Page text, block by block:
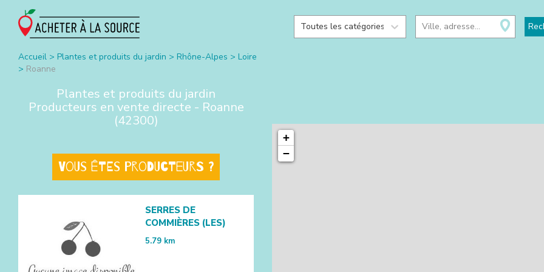
Toutes les catégories Ville, adresse...
Accueil > Plantes et produits du jardin > Rhône-Alpes > Loire
> Roanne
Plantes et produits du jardin
Producteurs en vente directe - Roanne
(42300)
Vous êtes producteurs ?
SERRES DE
COMMIÈRES (LES)
5.79 km
+
−